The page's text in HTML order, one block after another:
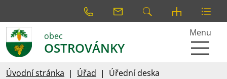
obec
OSTROVÁNKY
Menu
Úvodní stránka Úřad Úřední deska